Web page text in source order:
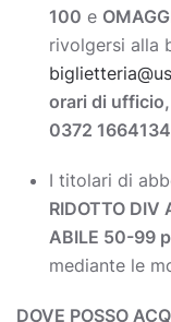
100 e
rivolgersi alla
orari di ufficio,
0372 1664134
I titolari di
RIDOTTO
ABILE 50-99
mediante le
DOVE POSSO